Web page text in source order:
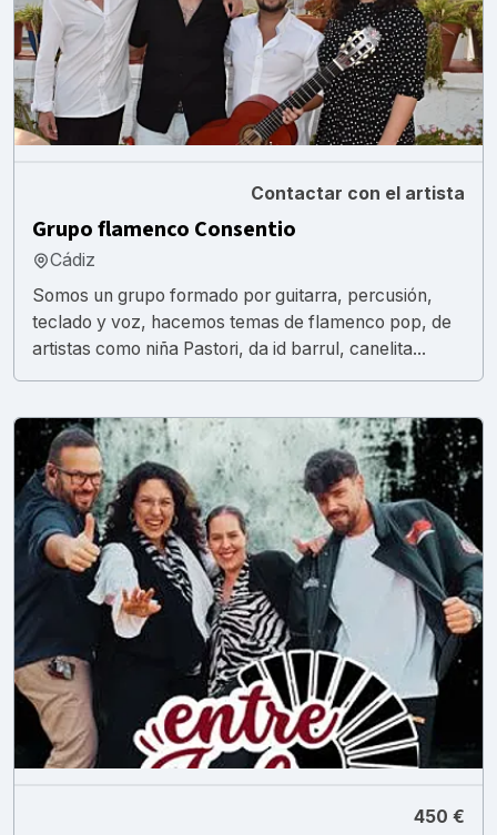
Contactar con el artista
Grupo flamenco Consentio
Cádiz
Somos un grupo formado por guitarra, percusión,
teclado y voz, hacemos temas de flamenco pop, de
artistas como niña Pastori, da id barrul, canelita...
450 €